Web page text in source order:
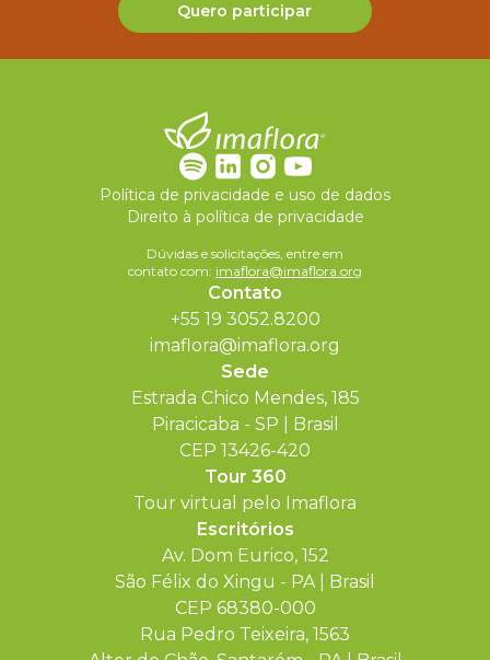
Quero participar
Política de privacidade e uso de dados
Direito à política de privacidade
Dúvidas e solicitações, entre em
contato com: imaflora@imaflora.org
Contato
+55 19 3052.8200
imaflora@imaflora.org
Sede
Estrada Chico Mendes, 185
Piracicaba - SP | Brasil
CEP 13426-420
Tour 360
Tour virtual pelo Imaflora
Escritórios
Av. Dom Eurico, 152
São Félix do Xingu - PA | Brasil
CEP 68380-000
Rua Pedro Teixeira, 1563